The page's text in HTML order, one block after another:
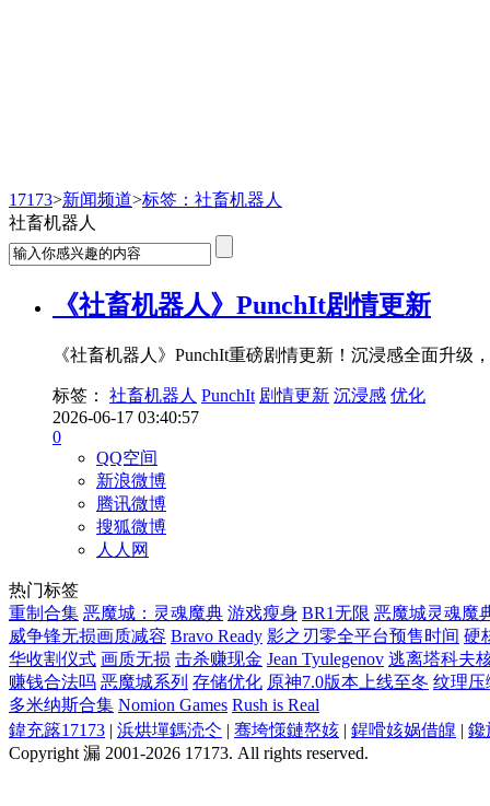
17173>新闻频道>标签：社畜机器人
社畜机器人
《社畜机器人》PunchIt剧情更新
《社畜机器人》PunchIt重磅剧情更新！沉浸感全面升
标签： 社畜机器人 PunchIt 剧情更新 沉浸感 优化
2026-06-17 03:40:57
0
QQ空间
新浪微博
腾讯微博
搜狐微博
人人网
热门标签
重制合集 恶魔城：灵魂魔典 游戏瘦身 BR1无限 恶魔城灵魂魔
威争锋无损画质减容 Bravo Ready 影之刃零全平台预售时间 硬
华收割仪式 画质无损 击杀赚现金 Jean Tyulegenov 逃离塔科夫
赚钱合法吗 恶魔城系列 存储优化 原神7.0版本上线至冬 纹理压
多米纳斯合集 Nomion Games Rush is Real
鍏充簬17173 | 浜烘墠鎷涜仒 | 骞垮憡鏈嶅姟 | 鍟嗗姟娲借皥 | 鑱
Copyright 漏 2001-2026 17173. All rights reserved.